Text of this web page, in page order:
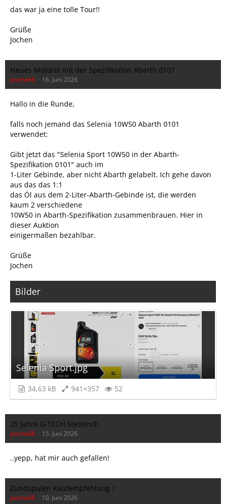
das war ja eine tolle Tour!!
Grüße
Jochen
Neues Motoröl mit der Spezifikation Abarth 0101
josche66 16. Juni 2026
Hallo in die Runde,
falls noch jemand das Selenia 10W50 Abarth 0101
verwendet:
Gibt jetzt das "Selenia Sport 10W50 in der Abarth-
Spezifikation 0101" auch im
1-Liter Gebinde, aber nicht Abarth gelabelt. Ich gehe davon
aus das das 1:1
das Öl aus dem 2-Liter-Abarth-Gebinde ist, die werden
kaum 2 verschiedene
10W50 in Abarth-Spezifikation zusammenbrauen. Hier in
dieser Auktion
einigermaßen bezahlbar.
Grüße
Jochen
Bilder
Selenia Sport.jpg
34,63 kB 941×357 52
25 Jahre G-TECH Stetten/D
josche66 15. Juni 2026
..yepp, hat mir auch gefallen!
Zündspulen Kaufempfehlung ?
josche66 10. Juni 2026